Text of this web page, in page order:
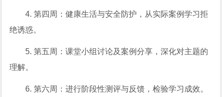
4. 第四周：健康生活与安全防护，从实际案例学习拒
绝诱惑。
5. 第五周：课堂小组讨论及案例分享，深化对主题的
理解。
6. 第六周：进行阶段性测评与反馈，检验学习成效。